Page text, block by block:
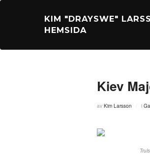
Hoppa
KIM "DRAYSWE"
HEMSIDA
Kiev
av Kim Larsson i